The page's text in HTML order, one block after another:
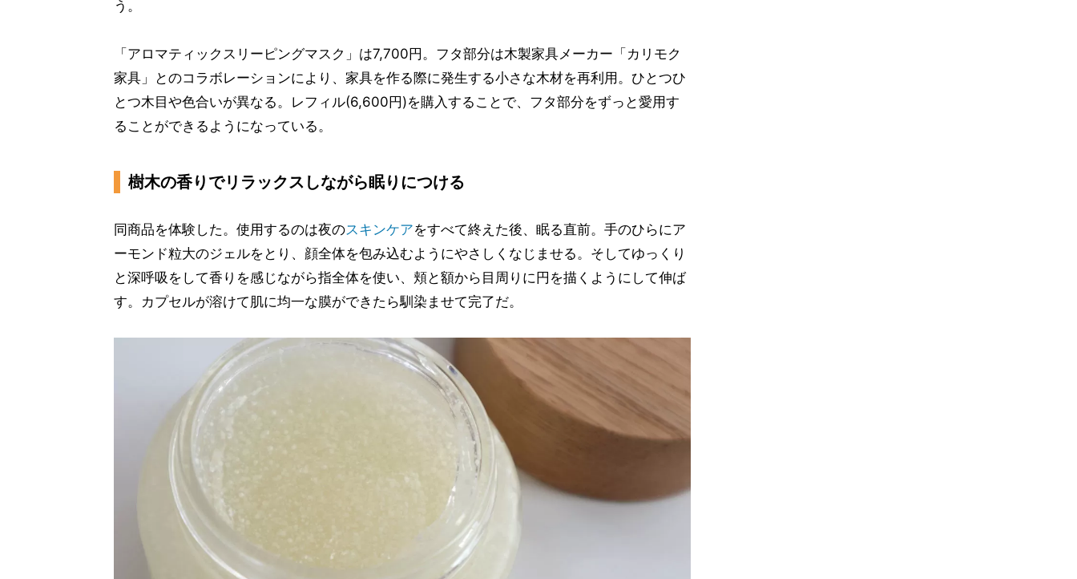
う。
「アロマティックスリーピングマスク」は7,700円。フタ部分は木製家具メーカー「カリモク
家具」とのコラボレーションにより、家具を作る際に発生する小さな木材を再利用。ひとつひ
とつ木目や色合いが異なる。レフィル(6,600円)を購入することで、フタ部分をずっと愛用す
ることができるようになっている。
樹木の香りでリラックスしながら眠りにつける
同商品を体験した。使用するのは夜のスキンケアをすべて終えた後、眠る直前。手のひらにア
ーモンド粒大のジェルをとり、顔全体を包み込むようにやさしくなじませる。そしてゆっくり
と深呼吸をして香りを感じながら指全体を使い、頬と額から目周りに円を描くようにして伸ば
す。カプセルが溶けて肌に均一な膜ができたら馴染ませて完了だ。